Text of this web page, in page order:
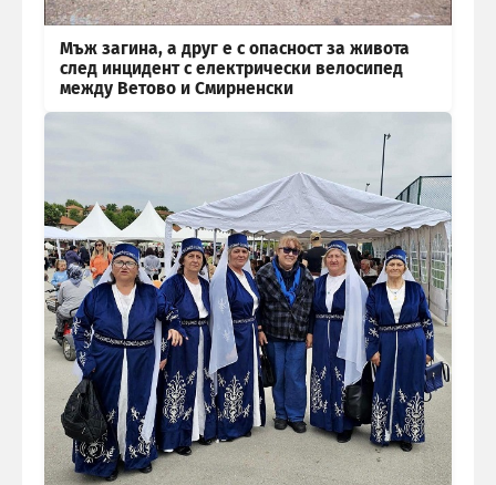
Мъж загина, а друг е с опасност за живота
след инцидент с електрически велосипед
между Ветово и Смирненски